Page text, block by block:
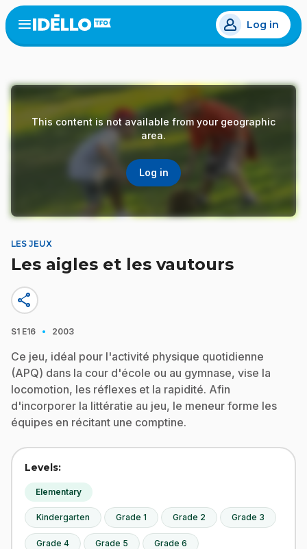
Skip
to
main
Open
menu
Log in
This content is not available from your geographic
area.
Log in
LES JEUX
Les aigles et les vautours
share
S1 E16 · 2003
Ce jeu, idéal pour l'activité physique quotidienne
(APQ) dans la cour d'école ou au gymnase, vise la
locomotion, les réflexes et la rapidité. Afin
d'incorporer la littératie au jeu, le meneur forme les
équipes en récitant une comptine.
Levels:
Elementary
Kindergarten Grade 1 Grade 2 Grade 3
Grade 4 Grade 5 Grade 6